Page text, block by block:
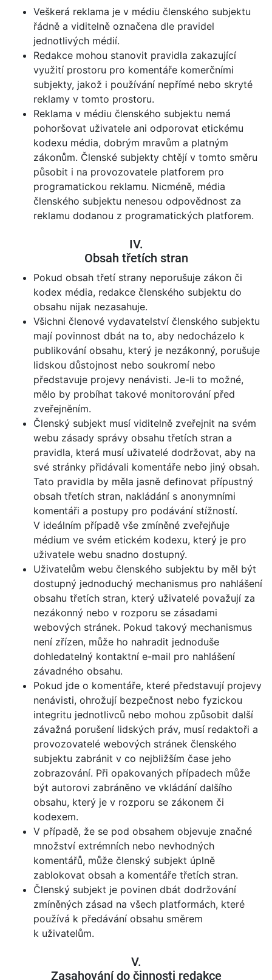
Veškerá reklama je v médiu členského subjektu
řádně a viditelně označena dle pravidel
jednotlivých médií.
Redakce mohou stanovit pravidla zakazující
využití prostoru pro komentáře komerčními
subjekty, jakož i používání nepřímé nebo skryté
reklamy v tomto prostoru.
Reklama v médiu členského subjektu nemá
pohoršovat uživatele ani odporovat etickému
kodexu média, dobrým mravům a platným
zákonům. Členské subjekty chtějí v tomto směru
působit i na provozovatele platforem pro
programatickou reklamu. Nicméně, média
členského subjektu nenesou odpovědnost za
reklamu dodanou z programatických platforem.
IV.
Obsah třetích stran
Pokud obsah třetí strany neporušuje zákon či
kodex média, redakce členského subjektu do
obsahu nijak nezasahuje.
Všichni členové vydavatelství členského subjektu
mají povinnost dbát na to, aby nedocházelo k
publikování obsahu, který je nezákonný, porušuje
lidskou důstojnost nebo soukromí nebo
představuje projevy nenávisti. Je-li to možné,
mělo by probíhat takové monitorování před
zveřejněním.
Členský subjekt musí viditelně zveřejnit na svém
webu zásady správy obsahu třetích stran a
pravidla, která musí uživatelé dodržovat, aby na
své stránky přidávali komentáře nebo jiný obsah.
Tato pravidla by měla jasně definovat přípustný
obsah třetích stran, nakládání s anonymními
komentáři a postupy pro podávání stížností.
V ideálním případě vše zmíněné zveřejňuje
médium ve svém etickém kodexu, který je pro
uživatele webu snadno dostupný.
Uživatelům webu členského subjektu by měl být
dostupný jednoduchý mechanismus pro nahlášení
obsahu třetích stran, který uživatelé považují za
nezákonný nebo v rozporu se zásadami
webových stránek. Pokud takový mechanismus
není zřízen, může ho nahradit jednoduše
dohledatelný kontaktní e-mail pro nahlášení
závadného obsahu.
Pokud jde o komentáře, které představují projevy
nenávisti, ohrožují bezpečnost nebo fyzickou
integritu jednotlivců nebo mohou způsobit další
závažná porušení lidských práv, musí redaktoři a
provozovatelé webových stránek členského
subjektu zabránit v co nejbližším čase jeho
zobrazování. Při opakovaných případech může
být autorovi zabráněno ve vkládání dalšího
obsahu, který je v rozporu se zákonem či
kodexem.
V případě, že se pod obsahem objevuje značné
množství extrémních nebo nevhodných
komentářů, může členský subjekt úplně
zablokovat obsah a komentáře třetích stran.
Členský subjekt je povinen dbát dodržování
zmíněných zásad na všech platformách, které
používá k předávání obsahu směrem
k uživatelům.
V.
Zasahování do činnosti redakce